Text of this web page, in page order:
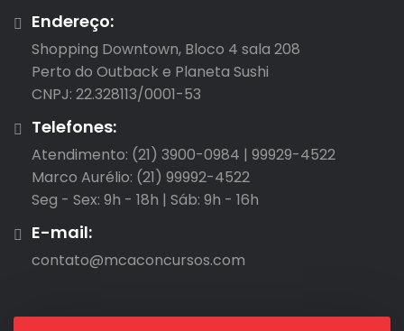
Endereço:
Shopping Downtown, Bloco 4 sala 208
Perto do Outback e Planeta Sushi
CNPJ: 22.328113/0001-53
Telefones:
Atendimento: (21) 3900-0984 | 99929-4522
Marco Aurélio: (21) 99992-4522
Seg - Sex: 9h - 18h | Sáb: 9h - 16h
E-mail:
contato@mcaconcursos.com